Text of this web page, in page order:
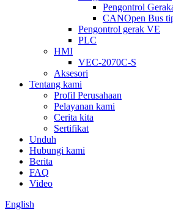
Pengontrol
CANOpen Bus
Pengontrol gerak VE
PLC
HMI
VEC-2070C-S
Aksesori
Tentang kami
Profil Perusahaan
Pelayanan kami
Cerita kita
Sertifikat
Unduh
Hubungi kami
Berita
FAQ
Video
English